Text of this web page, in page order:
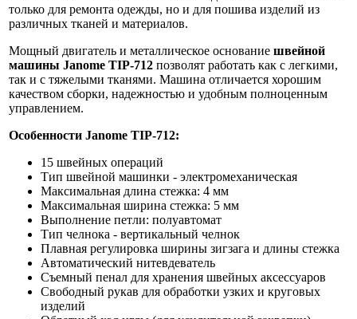
только для ремонта одежды, но и для пошива изделий из
различных тканей и материалов.
Мощный двигатель и металлическое основание швейной
машины Janome TIP-712 позволят работать как с легкими,
так и с тяжелыми тканями. Машина отличается хорошим
качеством сборки, надежностью и удобным полноценным
управлением.
Особенности Janome TIP-712:
15 швейных операций
Тип швейной машинки - электромеханическая
Максимальная длина стежка: 4 мм
Максимальная ширина стежка: 5 мм
Выполнение петли: полуавтомат
Тип челнока - вертикальный челнок
Плавная регулировка ширины зигзага и длины стежка
Автоматический нитевдеватель
Съемный пенал для хранения швейных аксессуаров
Свободный рукав для обработки узких и круговых
изделий